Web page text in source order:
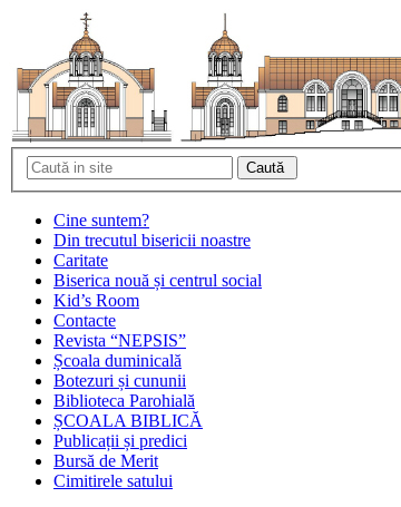
Cine suntem?
Din trecutul bisericii noastre
Caritate
Biserica nouă și centrul social
Kid’s Room
Contacte
Revista “NEPSIS”
Școala duminicală
Botezuri și cununii
Biblioteca Parohială
ȘCOALA BIBLICĂ
Publicații și predici
Bursă de Merit
Cimitirele satului